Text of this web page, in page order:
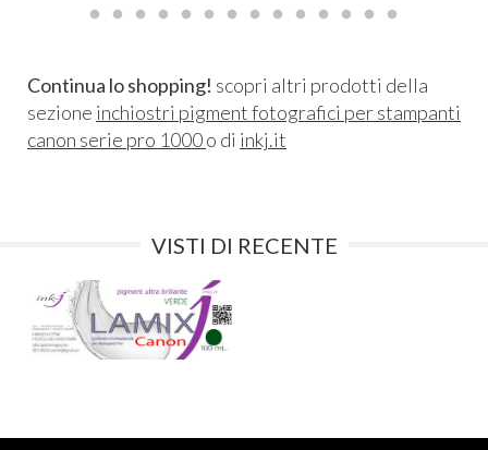
Continua lo shopping! scopri altri prodotti della
sezione inchiostri pigment fotografici per stampanti
canon serie pro 1000o di inkj.it
VISTI DI RECENTE